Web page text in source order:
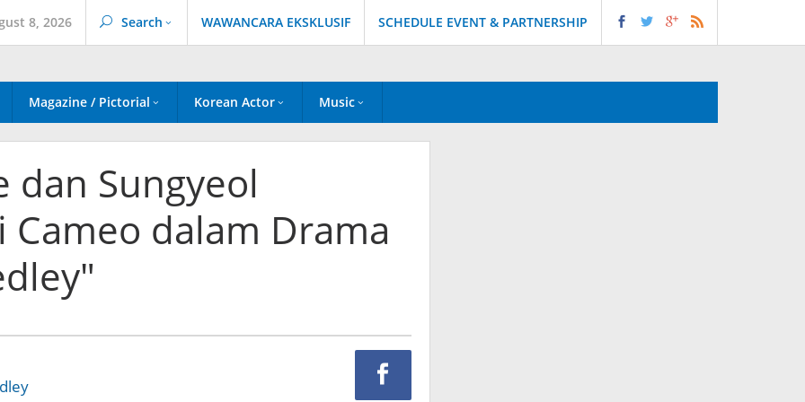
8, 2026 Search WAWANCARA EKSKLUSIF SCHEDULE EVENT & PARTNERSHIP
Magazine / Pictorial Korean Actor Music
dan Sungyeol
Cameo dalam Drama